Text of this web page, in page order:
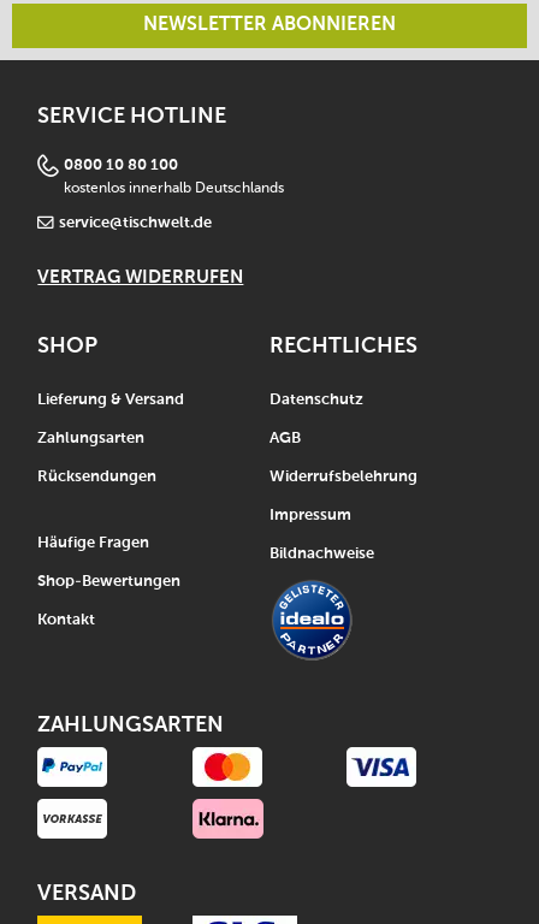
NEWSLETTER ABONNIEREN
SERVICE HOTLINE
0800 10 80 100
kostenlos innerhalb Deutschlands
service@tischwelt.de
VERTRAG WIDERRUFEN
SHOP
Lieferung & Versand
Zahlungsarten
Rücksendungen
Häufige Fragen
Shop-Bewertungen
Kontakt
RECHTLICHES
Datenschutz
AGB
Widerrufsbelehrung
Impressum
Bildnachweise
ZAHLUNGSARTEN
VERSAND